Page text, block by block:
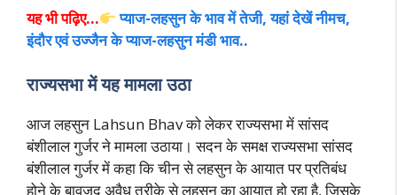
यह भी पढ़िए…
प्याज-लहसुन के भाव में तेजी, यहां देखें नीमच,
इंदौर एवं उज्जैन के प्याज-लहसुन मंडी भाव..
राज्यसभा में यह मामला उठा
आज लहसुन Lahsun Bhav को लेकर राज्यसभा में सांसद
बंशीलाल गुर्जर ने मामला उठाया। सदन के समक्ष राज्यसभा सांसद
बंशीलाल गुर्जर में कहा कि चीन से लहसुन के आयात पर प्रतिबंध
होने के बावजूद अवैध तरीके से लहसुन का आयात हो रहा है, जिसके